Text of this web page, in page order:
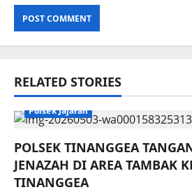
RELATED STORIES
Polsek Jajaran
POLSEK TINANGGEA
JENAZAH DI AREA TAMBAK
TINANGGEA